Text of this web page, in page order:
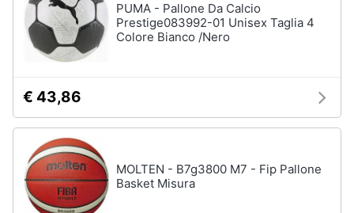
PUMA - Pallone Da Calcio
Prestige083992-01 Unisex Taglia 4
Colore Bianco /Nero
€ 43,86
MOLTEN - B7g3800 M7 - Fip Pallone
Basket Misura